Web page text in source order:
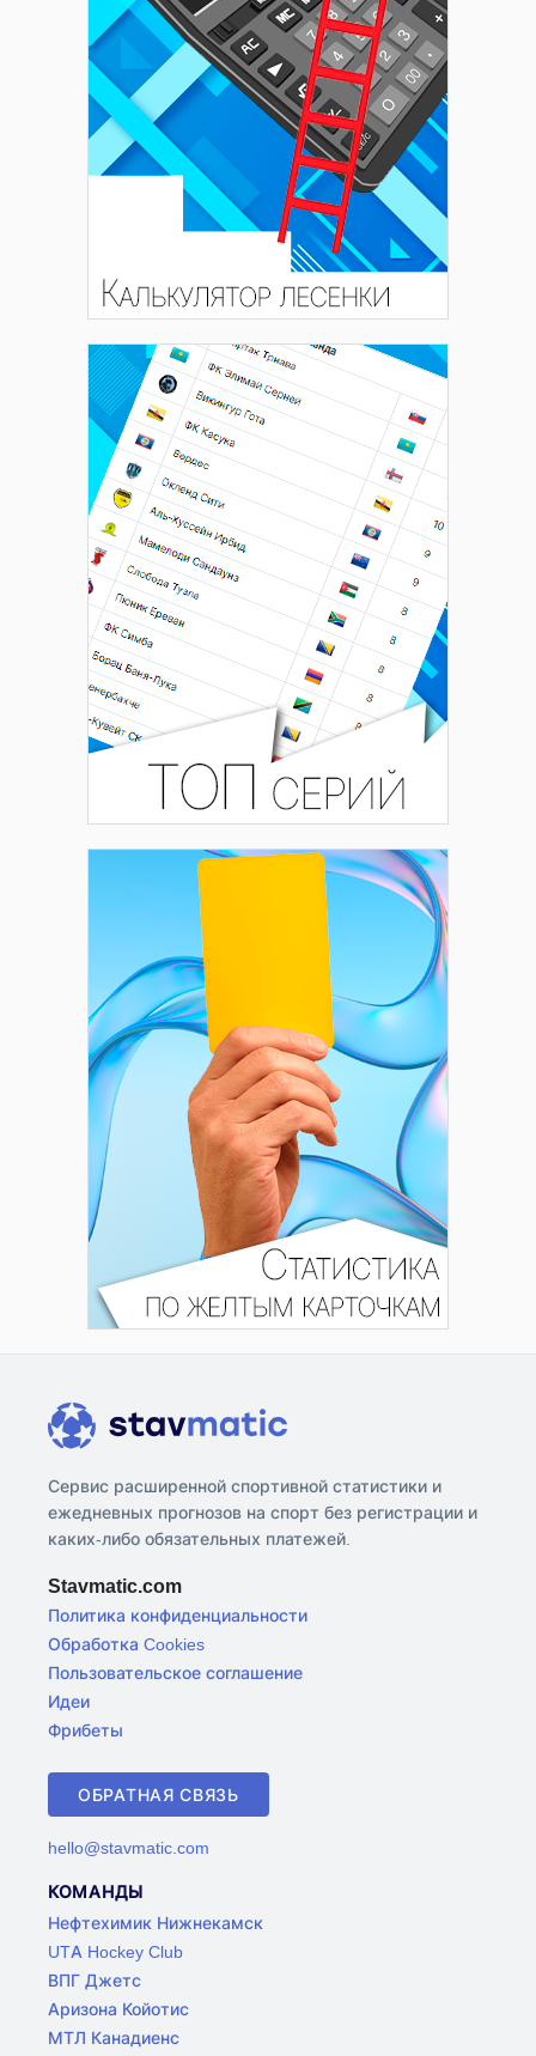
Сервис расширенной спортивной статистики и
ежедневных прогнозов на спорт без регистрации и
каких-либо обязательных платежей.
Stavmatic.com
Политика конфиденциальности
Обработка Cookies
Пользовательское соглашение
Идеи
Фрибеты
ОБРАТНАЯ СВЯЗЬ
hello@stavmatic.com
КОМАНДЫ
Нефтехимик Нижнекамск
UTA Hockey Club
ВПГ Джетс
Аризона Койотис
МТЛ Канадиенс